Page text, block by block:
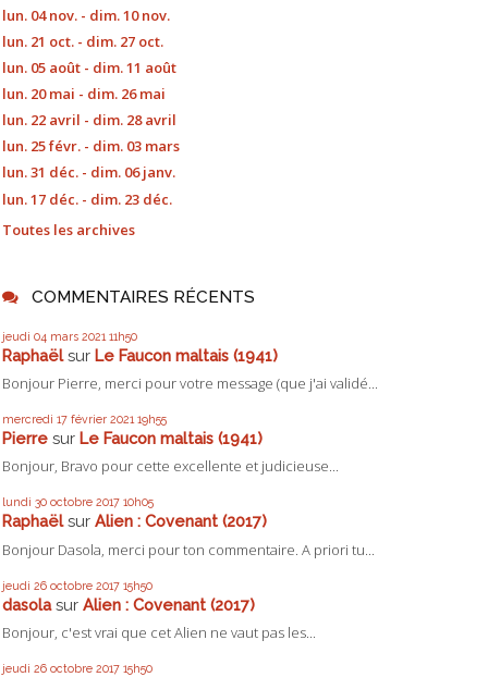
lun. 04 nov. - dim. 10 nov.
lun. 21 oct. - dim. 27 oct.
lun. 05 août - dim. 11 août
lun. 20 mai - dim. 26 mai
lun. 22 avril - dim. 28 avril
lun. 25 févr. - dim. 03 mars
lun. 31 déc. - dim. 06 janv.
lun. 17 déc. - dim. 23 déc.
Toutes les archives
COMMENTAIRES RÉCENTS
jeudi 04 mars 2021 11h50
Raphaëlsur Le Faucon maltais (1941)
Bonjour Pierre, merci pour votre message (que j'ai validé...
mercredi 17 février 2021 19h55
Pierre sur Le Faucon maltais (1941)
Bonjour, Bravo pour cette excellente et judicieuse...
lundi 30 octobre 2017 10h05
Raphaëlsur Alien : Covenant (2017)
Bonjour Dasola, merci pour ton commentaire. A priori tu...
jeudi 26 octobre 2017 15h50
dasolasur Alien : Covenant (2017)
Bonjour, c'est vrai que cet Alien ne vaut pas les...
jeudi 26 octobre 2017 15h50